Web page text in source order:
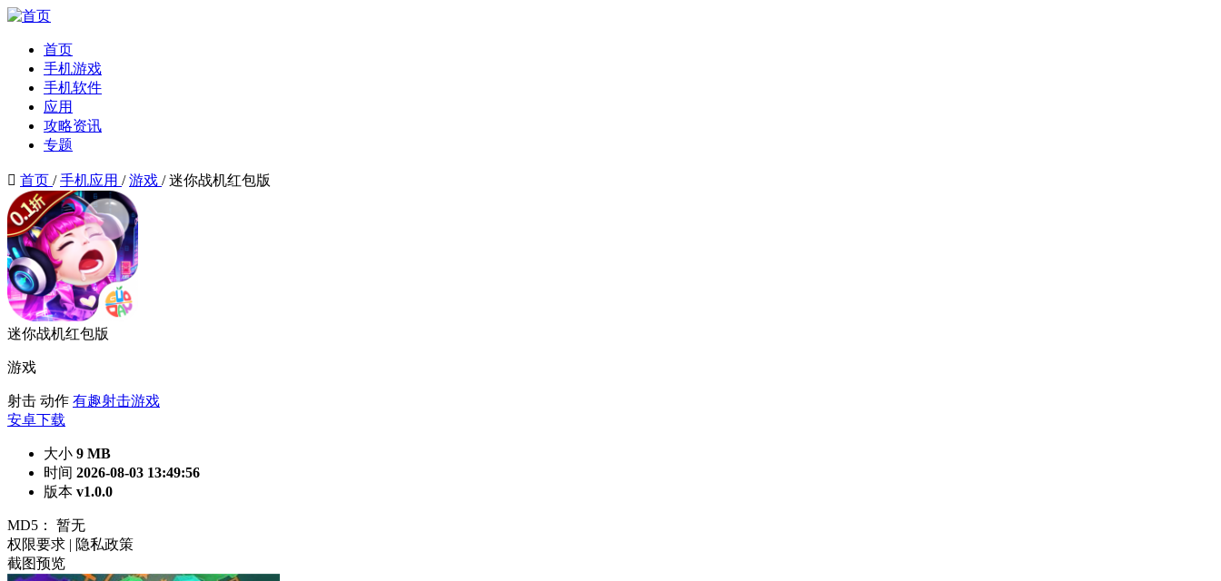
首页
手机游戏
手机软件
应用
攻略资讯
专题
 首页 / 手机应用 / 游戏 / 迷你战机红包版
迷你战机红包版
游戏
射击 动作 有趣射击游戏
安卓下载
大小 9 MB
时间 2026-08-03 13:49:56
版本 v1.0.0
MD5： 暂无
权限要求 | 隐私政策
截图预览